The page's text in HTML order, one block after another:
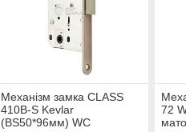
Механізм замка CLASS
410B-S Kevlar
(BS50*96мм) WC
72